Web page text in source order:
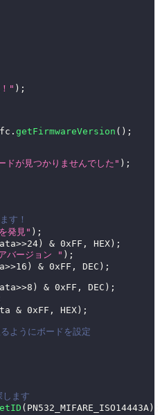
" ) ;
. getFirmwareVersion ( ) ;
ドが見つかりませんでした" ) ;
す！
発見" ) ;
>>24) & 0xFF , HEX) ;
バージョン " ) ;
>>16 ) & 0xFF , DEC ) ;
>>8 ) & 0xFF , DEC ) ;
& 0xFF , HEX) ;
ようにボードを設定
ます
( PN532_MIFARE_ISO14443A )